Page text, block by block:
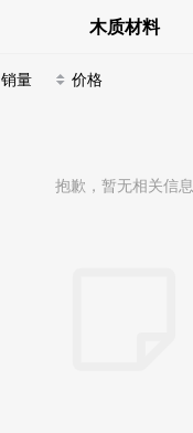
木质材料
销量 价格
抱歉，暂无相关信息